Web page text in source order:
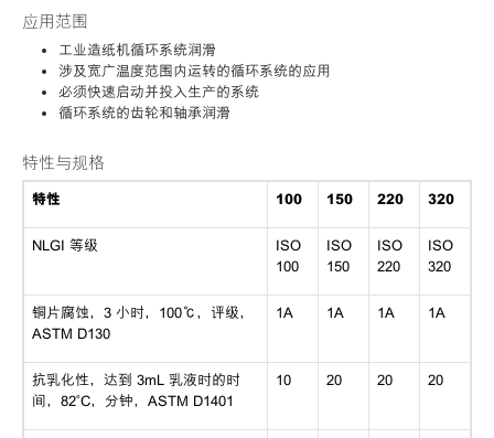
应用范围
工业造纸机循环系统润滑
涉及宽广温度范围内运转的循环系统的应用
必须快速启动并投入生产的系统
循环系统的齿轮和轴承润滑
特性与规格
特性 100 150 220 320
NLGI 等级
ISO
100
ISO
150
ISO
220
ISO
320
铜片腐蚀， 3 小时，100℃，评级，
ASTM D130
1A 1A 1A 1A
抗乳化性，达到 3mL 乳液时的时
间，82˚C，分钟，ASTM D1401
10 20 20 20